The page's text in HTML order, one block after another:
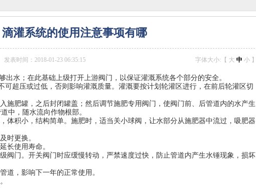
灌系统的使用注意事项有哪
发表时间：2018-01-23 06:35:15 字体大小:【 大 中 小 】
出水；在此基础上级打开上游阀门，以保证灌溉系统各个部分的安全。
压或过低，否则影响灌溉质量。灌溉要按计划轮灌区进行，在前后轮灌区切
肥罐，之后封闭罐盖；然后调节施肥专用阀门，使阀门前、后管道内的水产生
中，随水流向作物根部。
积小，结构简单。施肥时，适当关小球阀，让水部分从施肥器中流过，吸肥器
时更换。
长使用寿命。
门。开关阀门时应缓慢转动，严禁速度过快，防止管道内产生水锤现象，损坏
，影响下一年的正常使用。